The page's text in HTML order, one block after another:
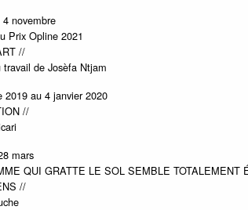
novembre
Prix Opline 2021
//
de Josèfa Ntjam
2019 au 4 janvier 2020
//
mars
QUI GRATTE LE SOL SEMBLE TOTALEMENT
//